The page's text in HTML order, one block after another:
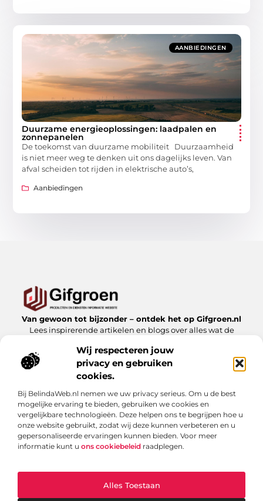
Wij respecteren jouw
privacy en gebruiken
cookies.
Bij BelindaWeb.nl nemen we uw privacy serieus. Om u de best
mogelijke ervaring te bieden, gebruiken we cookies en
vergelijkbare technologieën. Deze helpen ons te begrijpen hoe u
onze website gebruikt, zodat wij deze kunnen verbeteren en u
gepersonaliseerde ervaringen kunnen bieden. Voor meer
informatie kunt u ons cookiebeleid raadplegen.
Alles Toestaan
AANBIEDINGEN
Duurzame energieoplossingen: laadpalen en
zonnepanelen
De toekomst van duurzame mobiliteit Duurzaamheid
is niet meer weg te denken uit ons dagelijks leven. Van
afval scheiden tot rijden in elektrische auto’s,
Aanbiedingen
Van gewoon tot bijzonder – ontdek het op Gifgroen.nl
Lees inspirerende artikelen en blogs over alles wat de
Bericht categorie
Onze informatie
Cookiebeleid (EU)